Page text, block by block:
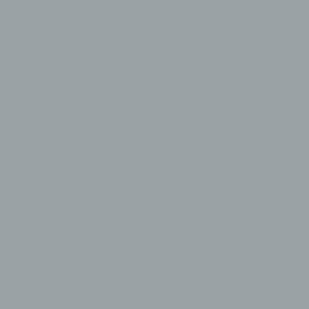
die darin besteht, dass diese personenbezogenen Daten